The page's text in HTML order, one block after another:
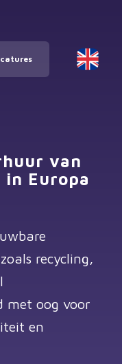
van
Europa
recycling,
met oog voor
en